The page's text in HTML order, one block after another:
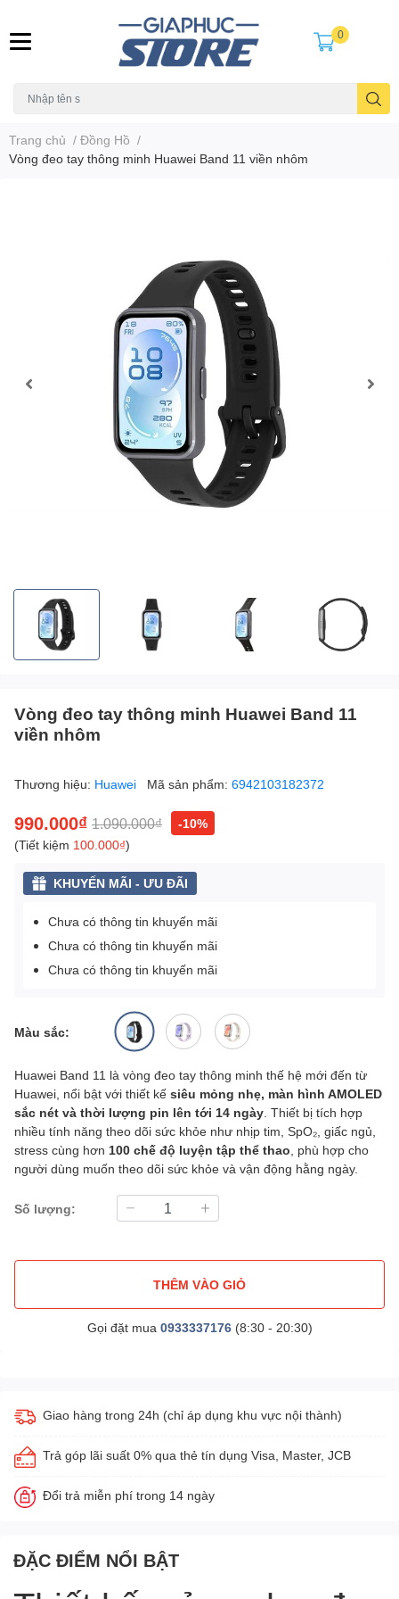
0
Trang chủ / Đồng Hồ /
Vòng đeo tay thông minh Huawei Band 11 viền nhôm
Vòng đeo tay thông minh Huawei Band 11
viền nhôm
Thương hiệu: Huawei Mã sản phẩm: 6942103182372
990.000₫ 1.090.000₫
-10%
(Tiết kiệm 100.000₫)
KHUYẾN MÃI - ƯU ĐÃI
Chưa có thông tin khuyến mãi
Chưa có thông tin khuyến mãi
Chưa có thông tin khuyến mãi
Màu sắc:
Huawei Band 11 là vòng đeo tay thông minh thế hệ mới đến từ
Huawei, nổi bật với thiết kế siêu mỏng nhẹ, màn hình AMOLED
sắc nét và thời lượng pin lên tới 14 ngày . Thiết bị tích hợp
nhiều tính năng theo dõi sức khỏe như nhịp tim, SpO₂, giấc ngủ,
stress cùng hơn 100 chế độ luyện tập thể thao , phù hợp cho
người dùng muốn theo dõi sức khỏe và vận động hằng ngày.
Số lượng:
THÊM VÀO GIỎ
Gọi đặt mua 0933337176(8:30 - 20:30)
Giao hàng trong 24h (chỉ áp dụng khu vực nội thành)
Trả góp lãi suất 0% qua thẻ tín dụng Visa, Master, JCB
Đổi trả miễn phí trong 14 ngày
ĐẶC ĐIỂM NỔI BẬT